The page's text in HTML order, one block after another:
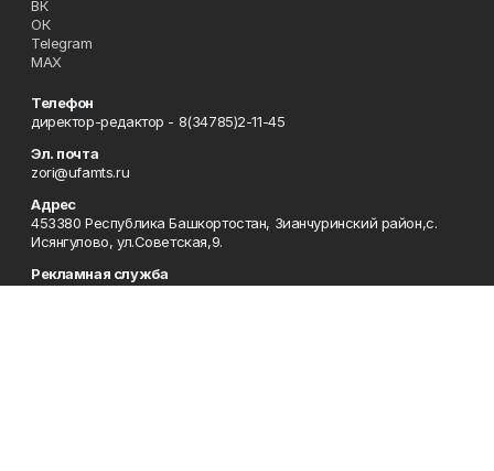
ВК
ОК
Telegram
MAX
Телефон
директор-редактор - 8(34785)2-11-45
Эл. почта
zori@ufamts.ru
Адрес
453380 Республика Башкортостан, Зианчуринский район,с.
Исянгулово, ул.Советская,9.
Рекламная служба